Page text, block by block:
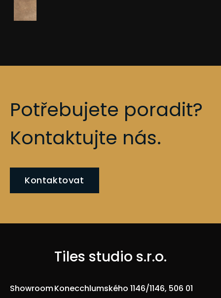
Potřebujete poradit?
Kontaktujte nás.
Kontaktovat
Tiles studio s.r.o.
ShowroomKonecchlumského 1146/1146, 506 01